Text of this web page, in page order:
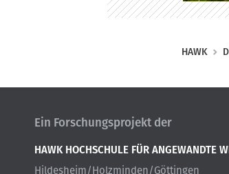
P
a
a
HAWK
Ein Forschungsprojekt der
HAWK HOCHSCHULE FÜR ANGEWANDTE
Hildesheim/Holzminden/Göttingen